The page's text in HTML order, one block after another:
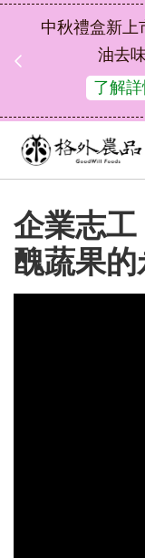
中秋禮盒新上
油去
了解
企業志工
醜蔬果